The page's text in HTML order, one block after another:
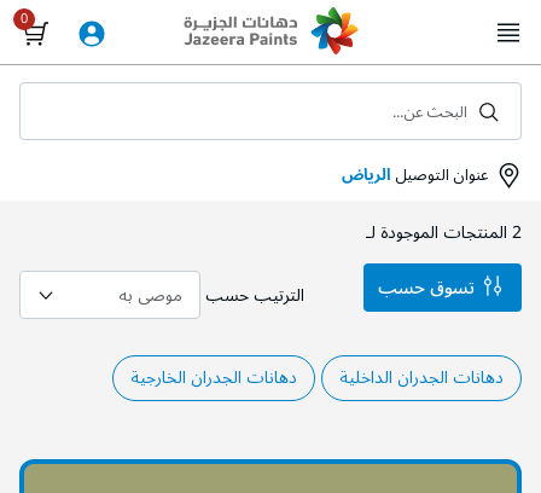
to
Content
عنوان التوصيلالرياض
البحث عن...
2المنتجات الموجودة لـ
الترتيب حسب
دهانات الجدران الداخلية دهانات الجدران الخارجية
تسوق حسب